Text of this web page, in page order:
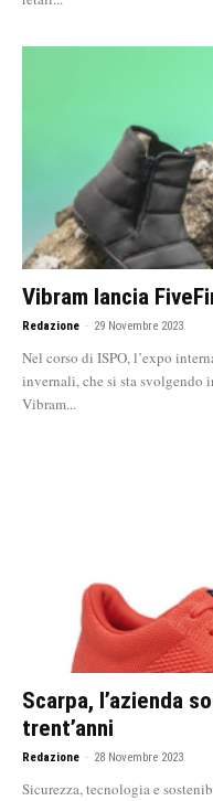
Vibram lancia
Redazione - 29 Novembre 2023
Nel corso di ISPO, l’expo
invernali, che si sta svolgendo
Vibram...
Scarpa, l’azienda
trent’anni
Redazione - 28 Novembre 2023
Sicurezza, tecnologia e